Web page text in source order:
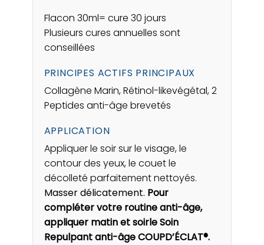
Flacon 30ml= cure 30 jours
Plusieurs cures annuelles sont
conseillées
PRINCIPES ACTIFS PRINCIPAUX
Collagène Marin, Rétinol-likevégétal, 2
Peptides anti-âge brevetés
APPLICATION
Appliquer le soir sur le visage, le
contour des yeux, le couet le
décolleté parfaitement nettoyés.
Masser délicatement. Pour
compléter votre routine anti-âge,
appliquer matin et soirle Soin
Repulpant anti-âge COUPD’ÉCLAT®.